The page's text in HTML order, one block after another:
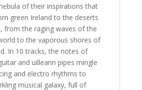
of their inspirations that
green Ireland to the deserts
from the raging waves of the
to the vaporous shores of
In 10 tracks, the notes of
and uilleann pipes mingle
and electro rhythms to
musical galaxy, full of